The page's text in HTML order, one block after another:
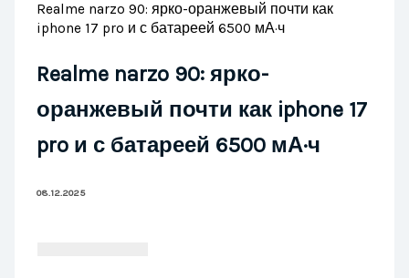
Realme narzo 90: ярко-оранжевый почти как
iphone 17 pro и с батареей 6500 мА·ч
Realme narzo 90: ярко-
оранжевый почти как iphone 17
pro и с батареей 6500 мА·ч
08.12.2025